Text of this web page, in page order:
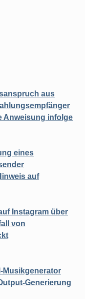
aus
Anweisung infolge
eines
auf
Instagram über
von
Musikgenerator
Generierung